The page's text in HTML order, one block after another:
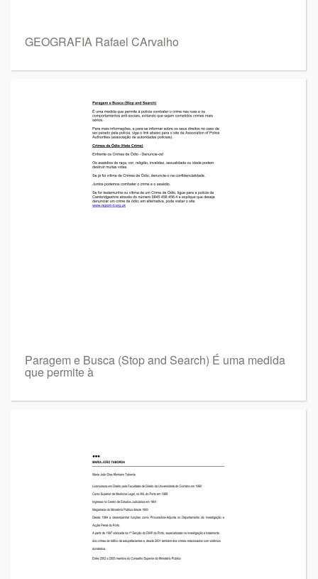
GEOGRAFIA Rafael CArvalho
Paragem e Busca (Stop and Search) É uma medida
que permite à